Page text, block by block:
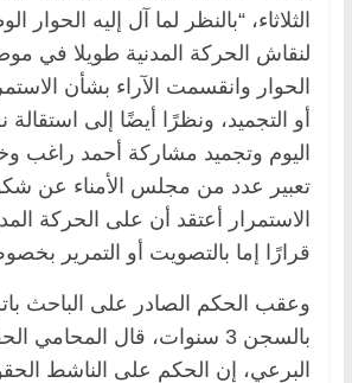
الثلاثاء، “بالنظر لما آل إليه الحوار
لنقاش الحركة المدنية طويلا في
الحوار وانقسمت الآراء بشأن
أو التجميد، ونظرًا أيضًا إلى استقالة
اليوم وتجميد مشاركة أحمد راغب
تعبير عدد من مجلس الأمناء عن
الاستمرار أعتقد أن على الحركة
قرارًا إما بالتصويت أو التمرير
وعقب الحكم الصادر على الباحث
بالسجن 3 سنوات، قال المحامي
البرعي، إن الحكم على الناشط